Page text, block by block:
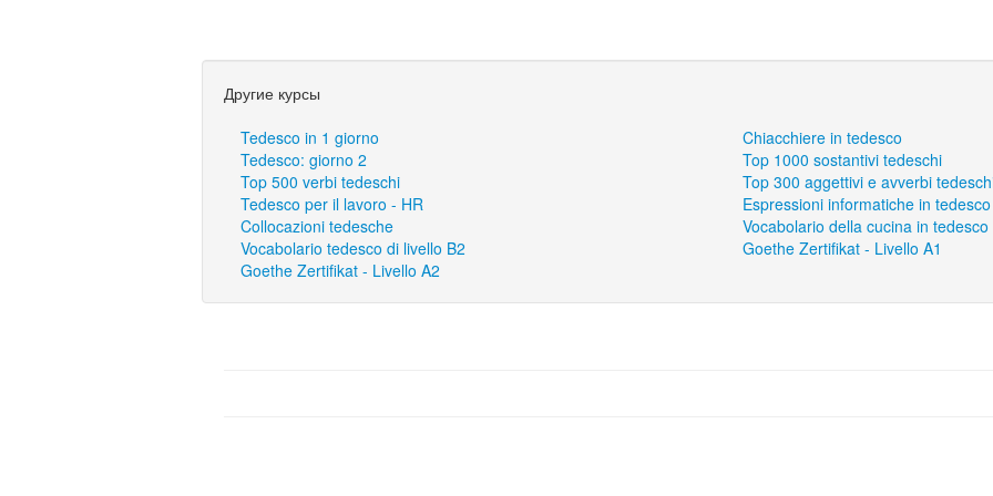
Другие курсы
Tedesco in 1 giorno
Chiacchiere in tedesco
Tedesco: giorno 2
Top 1000 sostantivi tedeschi
Top 500 verbi tedeschi
Top 300 aggettivi e avverbi
Tedesco per il lavoro - HR
Espressioni informatiche in tedesco
Collocazioni tedesche
Vocabolario della cucina in tedesco
Vocabolario tedesco di livello B2
Goethe Zertifikat - Livello A1
Goethe Zertifikat - Livello A2